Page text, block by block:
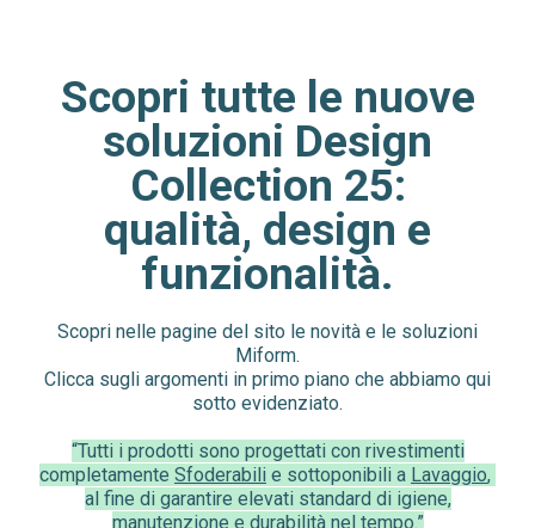
page2.jpg
Prodotti
Divani
Divani letto
Dormeuse / Letti singoli
Poltrone - Pouff - Cuscini
Letti e Reti
Su misura
Scopri tutte le nuove
soluzioni Design
Collection 25:
qualità, design e
funzionalità.
Scopri nelle pagine del sito le novità e le soluzioni
Miform.
Clicca sugli argomenti in primo piano che abbiamo qui
sotto evidenziato.
“Tutti i prodotti sono progettati con rivestimenti
completamente Sfoderabili e sottoponibili a Lavaggio,
al fine di garantire elevati standard di igiene,
manutenzione e durabilità nel tempo.”